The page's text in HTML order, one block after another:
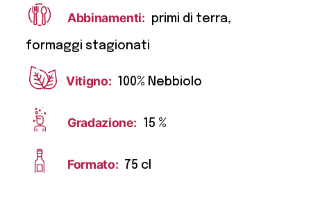
Abbinamenti: primi di terra,
formaggi stagionati
Vitigno: 100% Nebbiolo
Gradazione: 15 %
Formato: 75 cl